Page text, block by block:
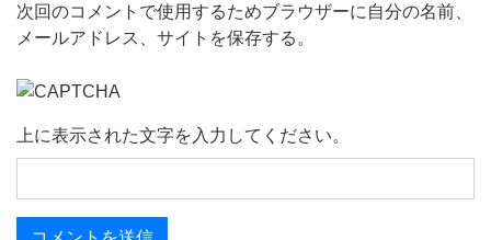
次回のコメントで使用するためブラウザーに自分の名前、
メールアドレス、サイトを保存する。
上に表示された文字を入力してください。